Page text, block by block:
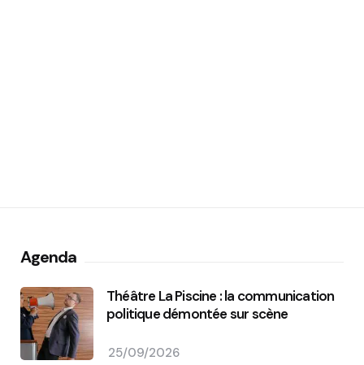
Agenda
Théâtre La Piscine : la communication
politique démontée sur scène
25/09/2026